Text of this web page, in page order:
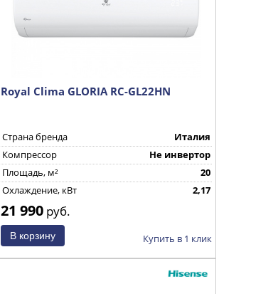
Royal Clima GLORIA RC-GL22HN
Страна бренда
Италия
Компрессор
Не инвертор
Площадь, м²
20
Охлаждение, кВт
2,17
21 990 руб.
Купить в 1 клик